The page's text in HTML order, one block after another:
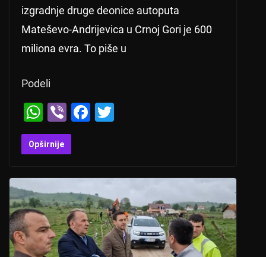
izgradnje druge deonice autoputa
Mateševo-Andrijevica u Crnoj Gori je 600
miliona evra. To piše u
Podeli
W
h
at
A
p
p
Vi
b
er
F
b
o
o
k
Opširnije